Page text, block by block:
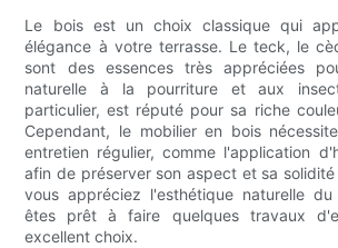
Le bois est un choix classique qui
élégance à votre terrasse. Le teck, le
sont des essences très appréciées
naturelle à la pourriture et aux
particulier, est réputé pour sa riche
Cependant, le mobilier en bois
entretien régulier, comme l'application
afin de préserver son aspect et sa
vous appréciez l'esthétique naturelle
êtes prêt à faire quelques travaux
excellent choix.